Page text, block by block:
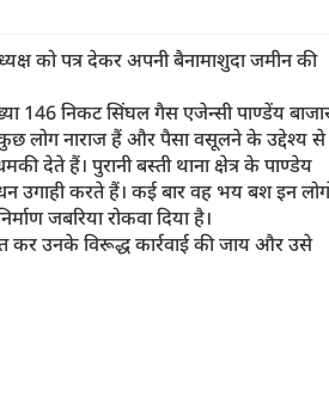
को पत्र देकर अपनी बैनामाशुदा जमीन की
146 निकट सिंघल गैस एजेन्सी पाण्डेंय
लोग नाराज हैं और पैसा वसूलने के उद्देश्य से
देते हैं। पुरानी बस्ती थाना क्षेत्र के पाण्डेय
उगाही करते हैं। कई बार वह भय बश इन
जबरिया रोकवा दिया है।
कर उनके विरूद्ध कार्रवाई की जाय और उसे